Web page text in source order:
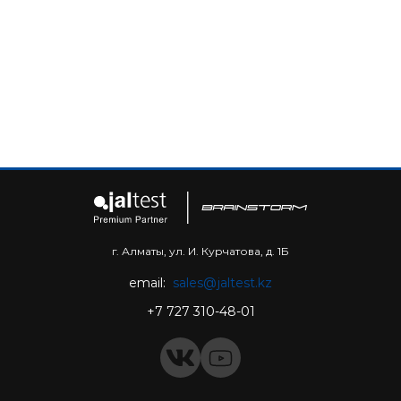
г. Алматы, ул. И. Курчатова, д. 1Б
+7 727 310-48-01
email: sales@jaltest.kz